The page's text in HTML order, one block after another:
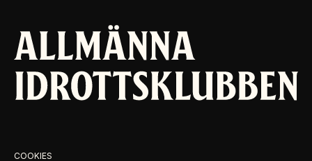
COOKIES